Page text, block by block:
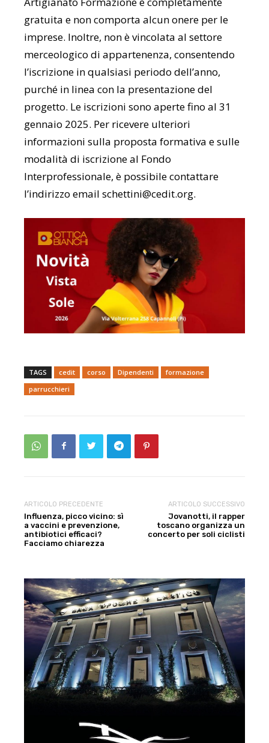
gratuita e non comporta alcun onere per le
imprese. Inoltre, non è vincolata al settore
merceologico di appartenenza, consentendo
l’iscrizione in qualsiasi periodo dell’anno,
purché in linea con la presentazione del
progetto. Le iscrizioni sono aperte fino al 31
gennaio 2025. Per ricevere ulteriori
informazioni sulla proposta formativa e sulle
modalità di iscrizione al Fondo
Interprofessionale, è possibile contattare
l’indirizzo email schettini@cedit.org.
TAGS cedit corso Dipendenti
formazione
parrucchieri
ARTICOLO PRECEDENTE
Influenza, picco vicino: sì
a vaccini e prevenzione,
antibiotici efficaci?
Facciamo chiarezza
ARTICOLO SUCCESSIVO
Jovanotti, il rapper
toscano organizza un
concerto per soli ciclisti